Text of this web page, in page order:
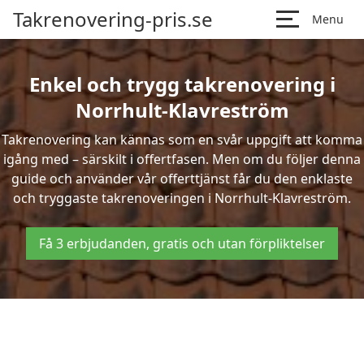
Takrenovering-pris.se Menu
Enkel och trygg takrenovering i
Norrhult-Klavreström
Takrenovering kan kännas som en svår uppgift att komma
igång med – särskilt i offertfasen. Men om du följer denna
guide och använder vår offerttjänst får du den enklaste
och tryggaste takrenoveringen i Norrhult-Klavreström.
Få 3 erbjudanden, gratis och utan förpliktelser